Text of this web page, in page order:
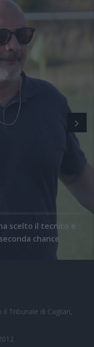
scelto il tecnico e
chance
Tribunale di Cagliari,